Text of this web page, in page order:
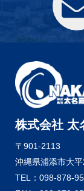
株式会社 太
〒901-2113
沖縄県浦添市大
TEL：098-878-